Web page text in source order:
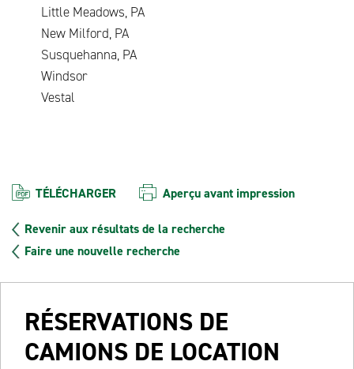
Little Meadows, PA
New Milford, PA
Susquehanna, PA
Windsor
Vestal
TÉLÉCHARGER Aperçu avant impression
Revenir aux résultats de la recherche
Faire une nouvelle recherche
RÉSERVATIONS DE
CAMIONS DE LOCATION